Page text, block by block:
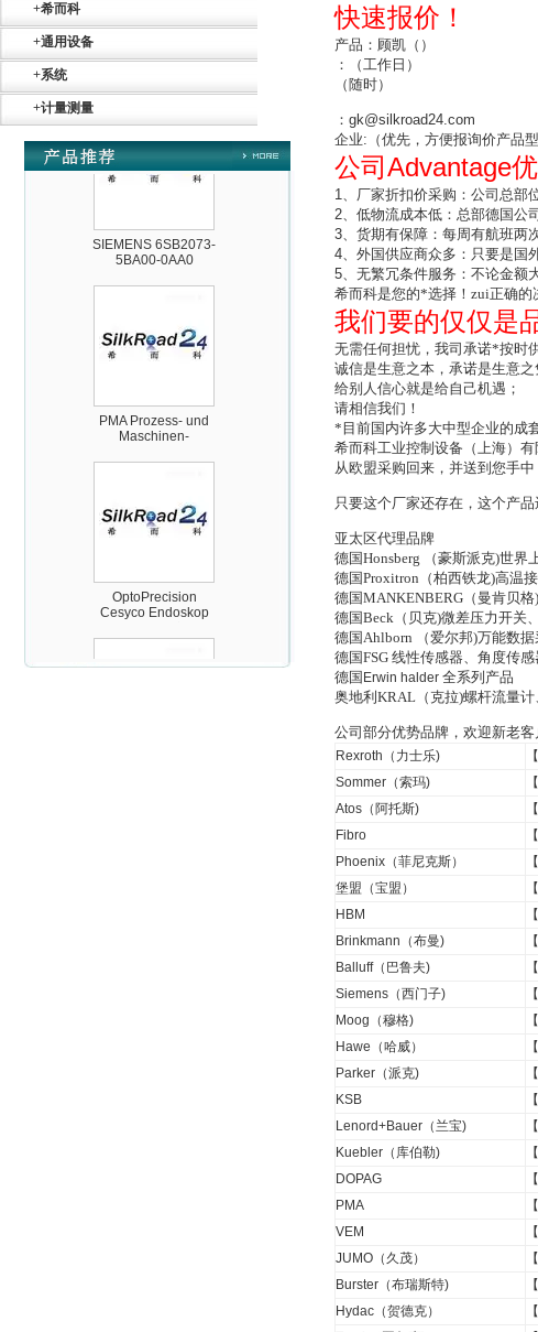
+希而科
+通用设备
+系统
+计量测量
ZIGOR
Automation GmbH
HTO 38 内窥镜
快速报价！
产品：顾凯（）
：
（工作日）
（随时）
： gk@silkroad24.com
企业: （优先，方便报询价产品型
公司Advantage
1、厂家折扣价采购：公司总部
2、低物流成本低：总部德国公
3、货期有保障：每周有航班两
4、外国供应商众多：只要是国
5、无繁冗条件服务：不论金额
希而科是您的*选择！zui正确的
我们要的仅仅是
无需任何担忧，我司承诺*按时
诚信是生意之本，承诺是生意之
给别人信心就是给自己机遇；
请相信我们！
*目前国内许多大中型企业的成
希而科工业控制设备（上海）
从欧盟采购回来，并送到您手中
只要这个厂家还存在，这个产
亚太区代理品牌
德国Honsberg （豪斯派克)世界
德国Proxitron（柏西铁龙)高温
德国MANKENBERG（曼肯贝
德国Beck（贝克)微差压力开关
德国Ahlborn （爱尔邦)万能数
德国FSG 线性传感器、角度传
德国 Erwin halder 全系列产品
奥地利KRAL（克拉)螺杆流量
公司部分优势品牌，欢迎新老客
Rexroth（力士乐)
Sommer（索玛)
Atos（阿托斯)
Fibro
Phoenix（菲尼克斯）
堡盟（宝盟）
HBM
Brinkmann（布曼)
Balluff（巴鲁夫)
Siemens（西门子)
Moog（穆格)
Hawe（哈威）
Parker（派克)
KSB
Lenord+Bauer（兰宝)
Kuebler（库伯勒)
DOPAG
PMA
VEM
JUMO（久茂）
Burster（布瑞斯特)
Hydac（贺德克）